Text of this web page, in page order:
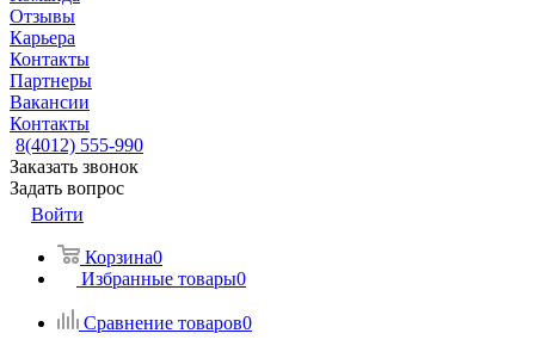
Отзывы
Карьера
Контакты
Партнеры
Вакансии
Контакты
8(4012) 555-990
Заказать звонок
Задать вопрос
Войти
Корзина0
Избранные товары0
Сравнение товаров0